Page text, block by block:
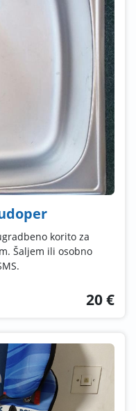
korito za
Šaljem ili osobno
20 €